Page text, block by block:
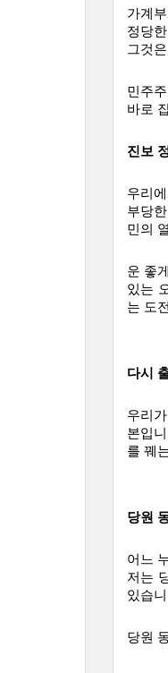
가계
정당
그것
민주
바로
진보
우리
부당
민의
운 좋
있는
는 도
다시
우리
본입
를 꿰
당원
어느
저는
있습
당원